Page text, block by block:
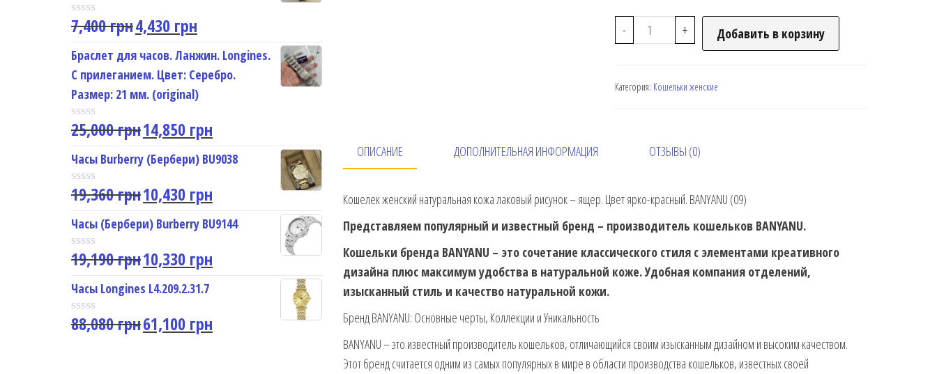
R
t
e
d
0
o
u
t
o
5
7,400грн4,430 грн
Браслет для часов. Ланжин. Longines.
С прилеганием. Цвет: Серебро.
Размер: 21 мм. (original)
R
t
e
d
0
o
u
t
o
f
5
25,000грн14,850 грн
Часы Burberry (Бербери) BU9038
R
t
e
d
0
o
u
t
o
f
5
19,360грн10,430 грн
Часы (Бербери) Burberry BU9144
R
t
e
d
0
o
19,190грн10,330 грн
Часы Longines L4.209.2.31.7
R
88,080грн61,100 грн
- + Добавить в корзину
Категория: Кошельки женские
ОПИСАНИЕ ДОПОЛНИТЕЛЬНАЯ ИНФОРМАЦИЯ ОТЗЫВЫ (0)
Кошелек женский натуральная кожа лаковый рисунок – ящер. Цвет ярко-красный. BANYANU (09)
Представляем популярный и известный бренд – производитель кошельков BANYANU.
Кошельки бренда BANYANU – это сочетание классического стиля с элементами креативного
дизайна плюс максимум удобства в натуральной коже. Удобная компания отделений,
изысканный стиль и качество натуральной кожи.
Бренд BANYANU: Основные черты, Коллекции и Уникальность
BANYANU – это известный производитель кошельков, отличающийся своим изысканным дизайном и высоким качеством.
Этот бренд считается одним из самых популярных в мире в области производства кошельков, известных своей